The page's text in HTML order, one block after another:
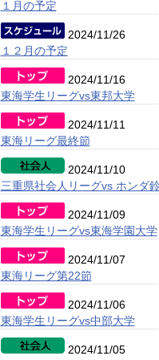
１月の予定
2024/11/26
１２月の予定
2024/11/16
東海学生リーグvs東邦大学
2024/11/11
東海リーグ最終節
2024/11/10
三重県社会人リーグvs ホンダ
2024/11/09
東海学生リーグvs東海学園大学
2024/11/07
東海リーグ第22節
2024/11/06
東海学生リーグvs中部大学
2024/11/05